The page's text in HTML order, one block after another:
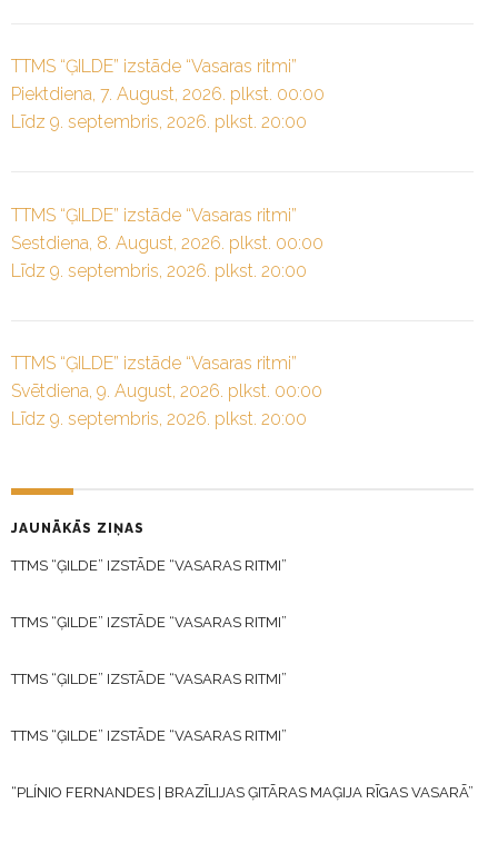
TTMS “ĢILDE” izstāde “Vasaras ritmi”
Piektdiena, 7. August, 2026. plkst. 00:00
Līdz 9. septembris, 2026. plkst. 20:00
TTMS “ĢILDE” izstāde “Vasaras ritmi”
Sestdiena, 8. August, 2026. plkst. 00:00
Līdz 9. septembris, 2026. plkst. 20:00
TTMS “ĢILDE” izstāde “Vasaras ritmi”
Svētdiena, 9. August, 2026. plkst. 00:00
Līdz 9. septembris, 2026. plkst. 20:00
JAUNĀKĀS ZIŅAS
TTMS “ĢILDE” IZSTĀDE “VASARAS RITMI”
TTMS “ĢILDE” IZSTĀDE “VASARAS RITMI”
TTMS “ĢILDE” IZSTĀDE “VASARAS RITMI”
TTMS “ĢILDE” IZSTĀDE “VASARAS RITMI”
“PLÍNIO FERNANDES | BRAZĪLIJAS ĢITĀRAS MAĢIJA RĪGAS VASARĀ”